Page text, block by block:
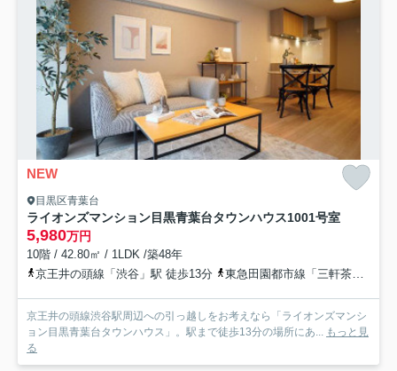
NEW
目黒区青葉台
ライオンズマンション目黒青葉台タウンハウス1001号室
5,980万円
10階 / 42.80㎡ / 1LDK /築48年
京王井の頭線「渋谷」駅 徒歩13分
東急田園都市線「三軒茶屋」駅 徒歩30分
京王井の頭線渋谷駅周辺への引っ越しをお考えなら「ライオンズマンシ
ョン目黒青葉台タウンハウス」。駅まで徒歩13分の場所にあ...
もっと見
る